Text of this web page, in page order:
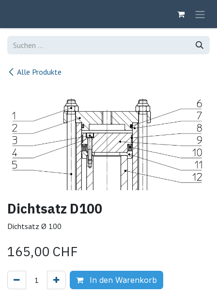
Alle Produkte
Dichtsatz D100
Dichtsatz Ø 100
165,00 CHF
In den Warenkorb